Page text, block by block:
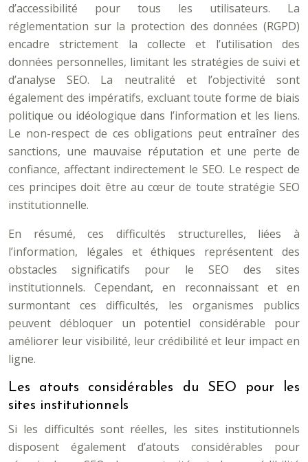
d’accessibilité pour tous les utilisateurs. La
réglementation sur la protection des données (RGPD)
encadre strictement la collecte et l’utilisation des
données personnelles, limitant les stratégies de suivi et
d’analyse SEO. La neutralité et l’objectivité sont
également des impératifs, excluant toute forme de biais
politique ou idéologique dans l’information et les liens.
Le non-respect de ces obligations peut entraîner des
sanctions, une mauvaise réputation et une perte de
confiance, affectant indirectement le SEO. Le respect de
ces principes doit être au cœur de toute stratégie SEO
institutionnelle.
En résumé, ces difficultés structurelles, liées à
l’information, légales et éthiques représentent des
obstacles significatifs pour le SEO des sites
institutionnels. Cependant, en reconnaissant et en
surmontant ces difficultés, les organismes publics
peuvent débloquer un potentiel considérable pour
améliorer leur visibilité, leur crédibilité et leur impact en
ligne.
Les atouts considérables du SEO pour les
sites institutionnels
Si les difficultés sont réelles, les sites institutionnels
disposent également d’atouts considérables pour